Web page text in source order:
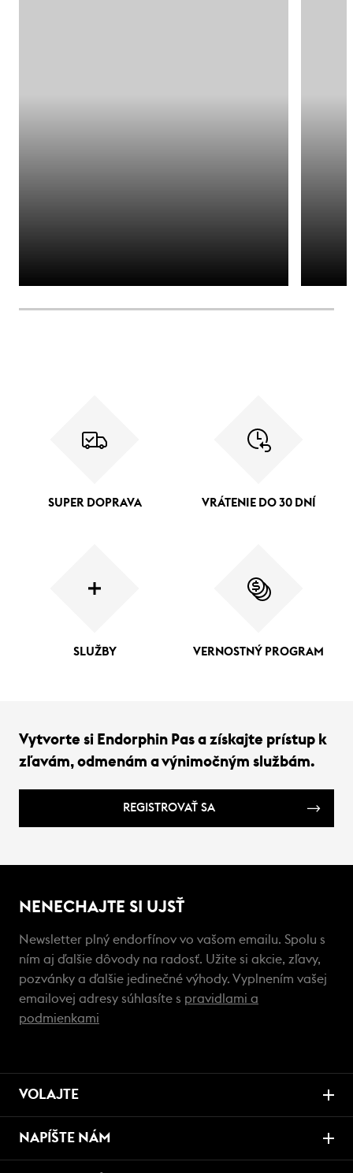
SUPER DOPRAVA VRÁTENIE DO 30 DNÍ
SLUŽBY VERNOSTNÝ PROGRAM
Vytvorte si Endorphin Pas a získajte prístup k
zľavám, odmenám a výnimočným službám.
REGISTROVAŤ SA
NENECHAJTE SI UJSŤ
Newsletter plný endorfínov vo vašom emailu. Spolu s
ním aj ďalšie dôvody na radosť. Užite si akcie, zľavy,
pozvánky a ďalšie jedinečné výhody. Vyplnením vašej
emailovej adresy súhlasíte s pravidlami a
podmienkami
VOLAJTE
NAPÍŠTE NÁM